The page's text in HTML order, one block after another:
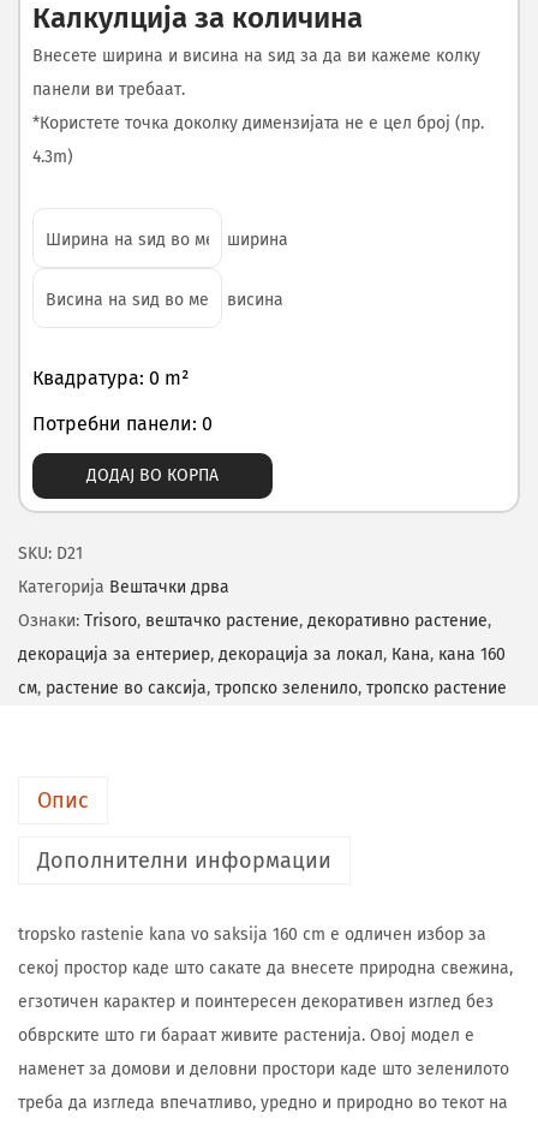
Калкулција за количина
Внесете ширина и висина на ѕид за да ви кажеме колку
панели ви требаат.
*Користете точка доколку димензијата не е цел број (пр.
4.3m)
ширина
висина
Квадратура: 0 m²
Потребни панели: 0
ДОДАЈ ВО КОРПА
SKU: D21
Категорија Вештачки дрва
Ознаки: Trisoro, вештачко растение, декоративно растение,
декорација за ентериер, декорација за локал, Кана, кана 160
см, растение во саксија, тропско зеленило, тропско растение
Опис
Дополнителни информации
tropsko rastenie kana vo saksija 160 cm е одличен избор за
секој простор каде што сакате да внесете природна свежина,
егзотичен карактер и поинтересен декоративен изглед без
обврските што ги бараат живите растенија. Овој модел е
наменет за домови и деловни простори каде што зеленилото
треба да изгледа впечатливо, уредно и природно во текот на